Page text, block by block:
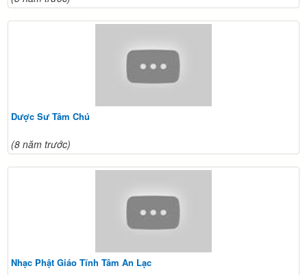
Dược Sư Tâm Chú
(8 năm trước)
Nhạc Phật Giáo Tĩnh Tâm An Lạc